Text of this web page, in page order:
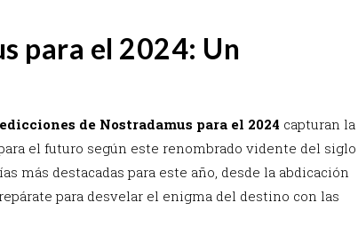
para el 2024: Un
de Nostradamus para el 2024 capturan la
el futuro según este renombrado vidente del siglo
más destacadas para este año, desde la abdicación
para desvelar el enigma del destino con las